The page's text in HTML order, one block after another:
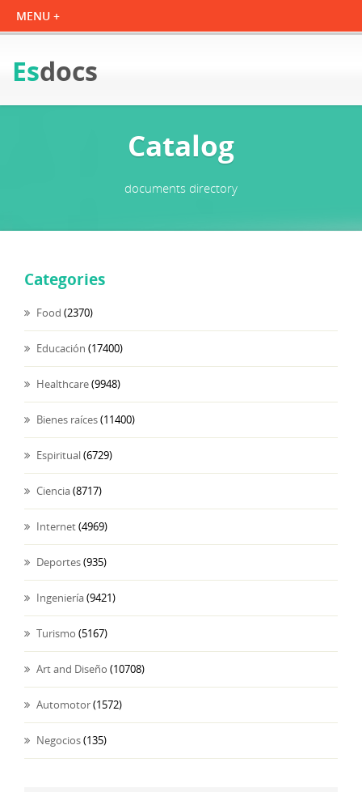
Esdocs
Catalog
documents directory
Categories
Food (2370)
Educación (17400)
Healthcare(9948)
Bienes raíces(11400)
Espiritual(6729)
Ciencia(8717)
Internet(4969)
Deportes(935)
Ingeniería(9421)
Turismo (5167)
Art and Diseño (10708)
Automotor(1572)
Negocios(135)